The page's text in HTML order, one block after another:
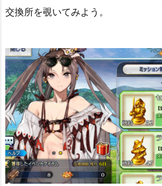
交換所を覗いてみよう。